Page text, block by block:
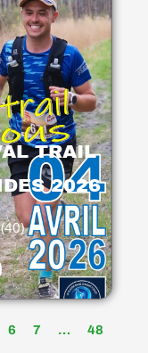
TRAIL
2026
6 7 …
48